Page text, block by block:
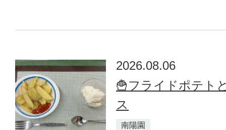
2026.08.06
🍟フライドポテト
ス
南陽園